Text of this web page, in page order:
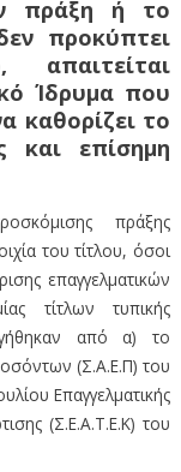
πράξη ή το
προκύπτει
απαιτείται
Ίδρυμα που
καθορίζει το
και επίσημη
πράξης
του τίτλου, όσοι
επαγγελματικών
τίτλων τυπικής
από α) το
(Σ.Α.Ε.Π) του
Επαγγελματικής
(Σ.Ε.Α.Τ.Ε.Κ) του